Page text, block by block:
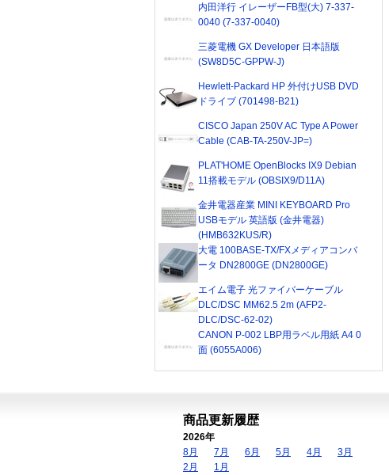
内田洋行 イレーザーFB型(大) 7-337-
0040 (7-337-0040)
三菱電機 GX Developer 日本語版
(SW8D5C-GPPW-J)
Hewlett-Packard HP 外付けUSB DVD
ドライブ (701498-B21)
CISCO Japan 250V AC Type A Power
Cable (CAB-TA-250V-JP=)
PLAT'HOME OpenBlocks IX9 Debian
11搭載モデル (OBSIX9/D11A)
金井電器産業 MINI KEYBOARD Pro
USBモデル 英語版 (金井電器)
(HMB632KUS/R)
大電 100BASE-TX/FXメディアコンバ
ータ DN2800GE (DN2800GE)
エイム電子 光ファイバーケーブル
DLC/DSC MM62.5 2m (AFP2-
DLC/DSC-62-02)
CANON P-002 LBP用ラベル用紙 A4 0
面 (6055A006)
商品更新履歴
2026年
8月
7月 6月 5月 4月
3月
2月
1月